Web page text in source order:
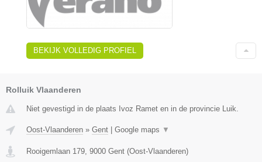
BEKIJK VOLLEDIG PROFIEL
Rolluik Vlaanderen
Niet gevestigd in de plaats Ivoz Ramet en in de provincie Luik.
Oost-Vlaanderen » Gent Google maps ▼
Rooigemlaan 179, 9000 Gent (Oost-Vlaanderen)